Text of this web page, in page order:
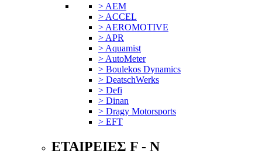
> AEM
> ACCEL
> AEROMOTIVE
> APR
> Aquamist
> AutoMeter
> Boulekos Dynamics
> DeatschWerks
> Defi
> Dinan
> Dragy Motorsports
> EFT
ΕΤΑΙΡΕΙΕΣ F - N